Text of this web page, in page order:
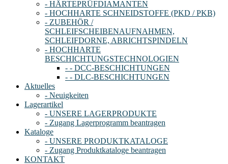
- HÄRTEPRÜFDIAMANTEN
- HOCHHARTE SCHNEIDSTOFFE (PKD / PKB)
- ZUBEHÖR /
SCHLEIFSCHEIBENAUFNAHMEN,
SCHLEIFDORNE, ABRICHTSPINDELN
- HOCHHARTE
BESCHICHTUNGSTECHNOLOGIEN
- - DCC-BESCHICHTUNGEN
- - DLC-BESCHICHTUNGEN
Aktuelles
- Neuigkeiten
Lagerartikel
- UNSERE LAGERPRODUKTE
- Zugang Lagerprogramm beantragen
Kataloge
- UNSERE PRODUKTKATALOGE
- Zugang Produktkataloge beantragen
KONTAKT